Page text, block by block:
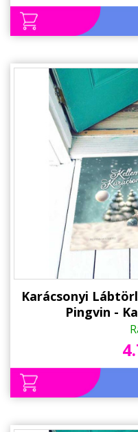
Karácsonyi
Pingvin -